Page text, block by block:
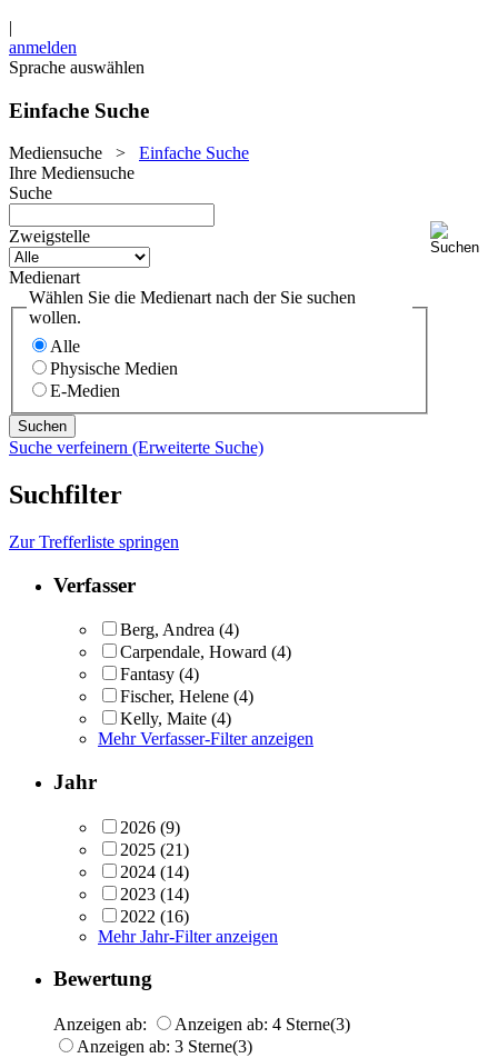
|
anmelden
Sprache auswählen
Einfache Suche
Mediensuche > Einfache Suche
Ihre Mediensuche
Suche
Zweigstelle
Medienart
Wählen Sie die Medienart nach der Sie suchen
wollen.
Alle
Physische Medien
E-Medien
Suche verfeinern (Erweiterte Suche)
Suchfilter
Zur Trefferliste springen
Verfasser
Berg, Andrea (4)
Carpendale, Howard (4)
Fantasy (4)
Fischer, Helene (4)
Kelly, Maite (4)
Mehr Verfasser-Filter anzeigen
Jahr
2026 (9)
2025 (21)
2024 (14)
2023 (14)
2022 (16)
Mehr Jahr-Filter anzeigen
Bewertung
Anzeigen ab: Anzeigen ab: 4 Sterne(3)
Anzeigen ab: 3 Sterne(3)